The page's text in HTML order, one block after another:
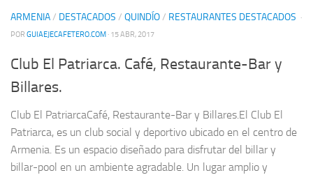
ARMENIA/ DESTACADOS / QUINDÍO/ RESTAURANTES DESTACADOS ·
POR GUIAEJECAFETERO.COM · 15 ABR, 2017
Club El Patriarca. Café, Restaurante-Bar y
Billares.
Club El PatriarcaCafé, Restaurante-Bar y Billares.El Club El
Patriarca, es un club social y deportivo ubicado en el centro de
Armenia. Es un espacio diseñado para disfrutar del billar y
billar-pool en un ambiente agradable. Un lugar amplio y